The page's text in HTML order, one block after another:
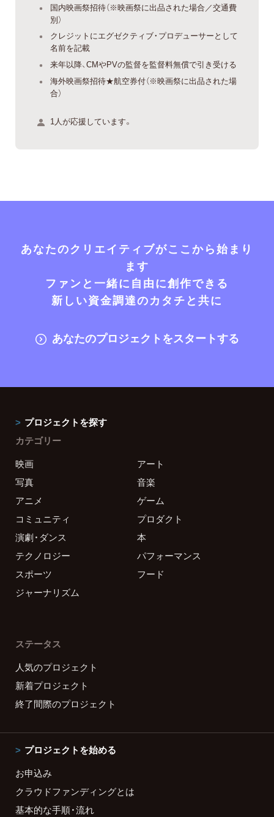
国内映画祭招待（※映画祭に出品された場合／交通費
別）
クレジットにエグゼクティブ・プロデューサーとして
名前を記載
来年以降、CMやPVの監督を監督料無償で引き受ける
海外映画祭招待★航空券付（※映画祭に出品された場
合）
1人が応援しています。
あなたのクリエイティブがここから始まり
ます
ファンと一緒に自由に創作できる
新しい資金調達のカタチと共に
あなたのプロジェクトをスタートする
プロジェクトを探す
カテゴリー
映画
アート
写真
音楽
アニメ
ゲーム
コミュニティ
プロダクト
演劇・ダンス
本
テクノロジー
パフォーマンス
スポーツ
フード
ジャーナリズム
ステータス
人気のプロジェクト
新着プロジェクト
終了間際のプロジェクト
プロジェクトを始める
お申込み
クラウドファンディングとは
基本的な手順・流れ